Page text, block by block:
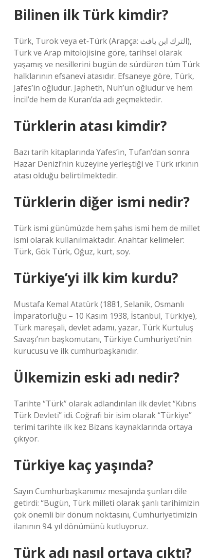
Bilinen ilk Türk kimdir?
Türk, Turok veya et-Türk (Arapça: الترك ابن يافث),
Türk ve Arap mitolojisine göre, tarihsel olarak
yaşamış ve nesillerini bugün de sürdüren tüm Türk
halklarının efsanevi atasıdır. Efsaneye göre, Türk,
Jafes’in oğludur. Japheth, Nuh’un oğludur ve hem
İncil’de hem de Kuran’da adı geçmektedir.
Türklerin atası kimdir?
Bazı tarih kitaplarında Yafes’in, Tufan’dan sonra
Hazar Denizi’nin kuzeyine yerleştiği ve Türk ırkının
atası olduğu belirtilmektedir.
Türklerin diğer ismi nedir?
Türk ismi günümüzde hem şahıs ismi hem de millet
ismi olarak kullanılmaktadır. Anahtar kelimeler:
Türk, Gök Türk, Oğuz, kurt, soy.
Türkiye’yi ilk kim kurdu?
Mustafa Kemal Atatürk (1881, Selanik, Osmanlı
İmparatorluğu – 10 Kasım 1938, İstanbul, Türkiye),
Türk mareşali, devlet adamı, yazar, Türk Kurtuluş
Savaşı’nın başkomutanı, Türkiye Cumhuriyeti’nin
kurucusu ve ilk cumhurbaşkanıdır.
Ülkemizin eski adı nedir?
Tarihte “Türk” olarak adlandırılan ilk devlet “Kıbrıs
Türk Devleti” idi. Coğrafi bir isim olarak “Türkiye”
terimi tarihte ilk kez Bizans kaynaklarında ortaya
çıkıyor.
Türkiye kaç yaşında?
Sayın Cumhurbaşkanımız mesajında ​​şunları dile
getirdi: “Bugün, Türk milleti olarak şanlı tarihimizin
çok önemli bir dönüm noktasını, Cumhuriyetimizin
ilanının 94. yıl dönümünü kutluyoruz.
Türk adı nasıl ortaya çıktı?